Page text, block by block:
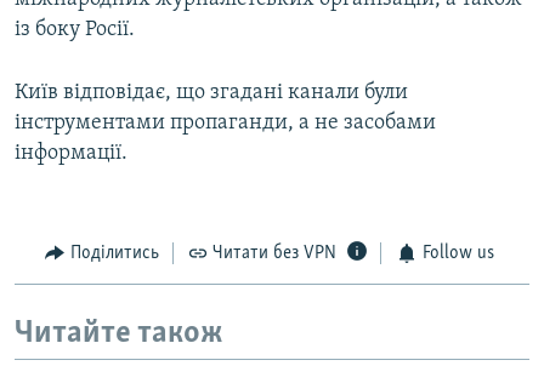
із боку Росії.
Київ відповідає, що згадані канали були
інструментами пропаганди, а не засобами
інформації.
Поділитись Читати без VPN Follow us
Читайте також